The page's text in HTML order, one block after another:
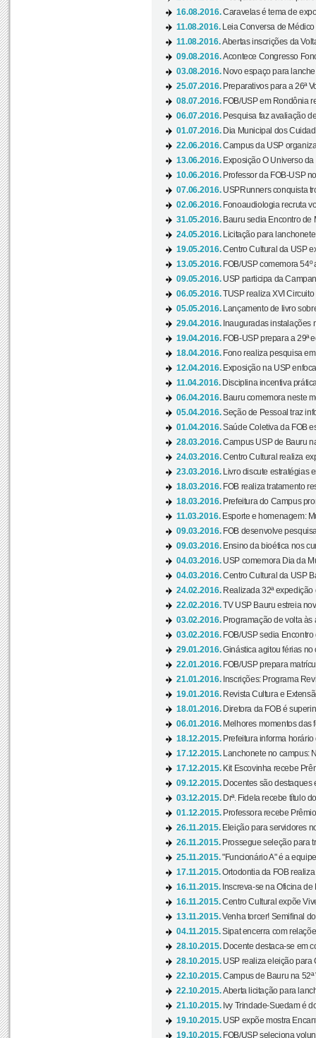
16.08.2016.Caravelas é tema de
11.08.2016.
Leia Conversa de
11.08.2016.Abertas inscrições da
09.08.2016.Acontece Congresso
03.08.2016. Novo espaço para
25.07.2016. Preparativos para a 26ª
08.07.2016. FOB/USP em Rondônia
06.07.2016. Pesquisa faz avaliação
01.07.2016. Dia Municipal dos
22.06.2016.Campus da USP
13.06.2016. Exposição O Universo
10.06.2016. Professor da FOB-USP
07.06.2016. USPRunners conquista
02.06.2016. Fonoaudiologia recruta
31.05.2016. Bauru sedia Encontro de
24.05.2016.
Licitação para
19.05.2016.Centro Cultural da USP
13.05.2016. FOB/USP comemora
09.05.2016. USP participa da
06.05.2016.TUSP realiza XVI Circuito
05.05.2016.
Lançamento de livro
29.04.2016. Inauguradas instalações
19.04.2016. FOB-USP prepara a 29ª
18.04.2016. Fono realiza pesquisa
12.04.2016. Exposição na USP
11.04.2016. Disciplina incentiva
06.04.2016. Bauru comemora neste
05.04.2016.Seção de Pessoal traz
01.04.2016.Saúde Coletiva da FOB
28.03.2016.Campus USP de Bauru
24.03.2016.Centro Cultural realiza
23.03.2016.
Livro discute estratégias
18.03.2016. FOB realiza tratamento
18.03.2016. Prefeitura do Campus
11.03.2016. Esporte e homenagem:
09.03.2016. FOB desenvolve
09.03.2016. Ensino da bioética nos
04.03.2016. USP comemora Dia da
04.03.2016.Centro Cultural da USP
24.02.2016. Realizada 32ª
22.02.2016.TV USP Bauru estreia
03.02.2016. Programação de volta às
03.02.2016. FOB/USP sedia
29.01.2016.Ginástica agitou férias no
22.01.2016. FOB/USP prepara
21.01.2016. Inscrições: Programa
19.01.2016. Revista Cultura e
18.01.2016. Diretora da FOB é
06.01.2016. Melhores momentos das
18.12.2015. Prefeitura informa
17.12.2015.
Lanchonete no campus:
17.12.2015. Kit Escovinha recebe
09.12.2015. Docentes são destaques
03.12.2015. Drª. Fidela recebe título
01.12.2015. Professora recebe
26.11.2015. Eleição para servidores
26.11.2015. Prossegue seleção para
25.11.2015."Funcionário A" é a
17.11.2015.Ortodontia da FOB
16.11.2015. Inscreva-se na Oficina
16.11.2015.Centro Cultural expõe
13.11.2015.Venha torcer! Semifinal
04.11.2015.Sipat encerra com
28.10.2015. Docente destaca-se em
28.10.2015. USP realiza eleição para
22.10.2015.Campus de Bauru na
22.10.2015.Aberta licitação para
21.10.2015. Ivy Trindade-Suedam é
19.10.2015. USP expõe mostra
19.10.2015. FOB/USP seleciona